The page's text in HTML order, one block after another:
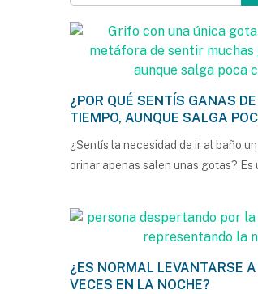
¿POR QUÉ SENTÍS GANAS
TIEMPO, AUNQUE SALGA
¿Sentís la necesidad de ir al baño
orinar apenas salen unas gotas? Es
¿ES NORMAL LEVANTARSE
VECES EN LA NOCHE?